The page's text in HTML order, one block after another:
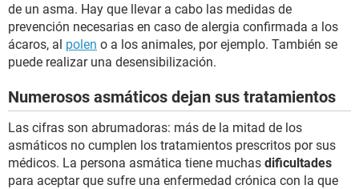
de un asma. Hay que llevar a cabo las medidas de
prevención necesarias en caso de alergia confirmada a los
ácaros, al polen o a los animales, por ejemplo. También se
puede realizar una desensibilización.
Numerosos asmáticos dejan sus tratamientos
Las cifras son abrumadoras: más de la mitad de los
asmáticos no cumplen los tratamientos prescritos por sus
médicos. La persona asmática tiene muchas dificultades
para aceptar que sufre una enfermedad crónica con la que